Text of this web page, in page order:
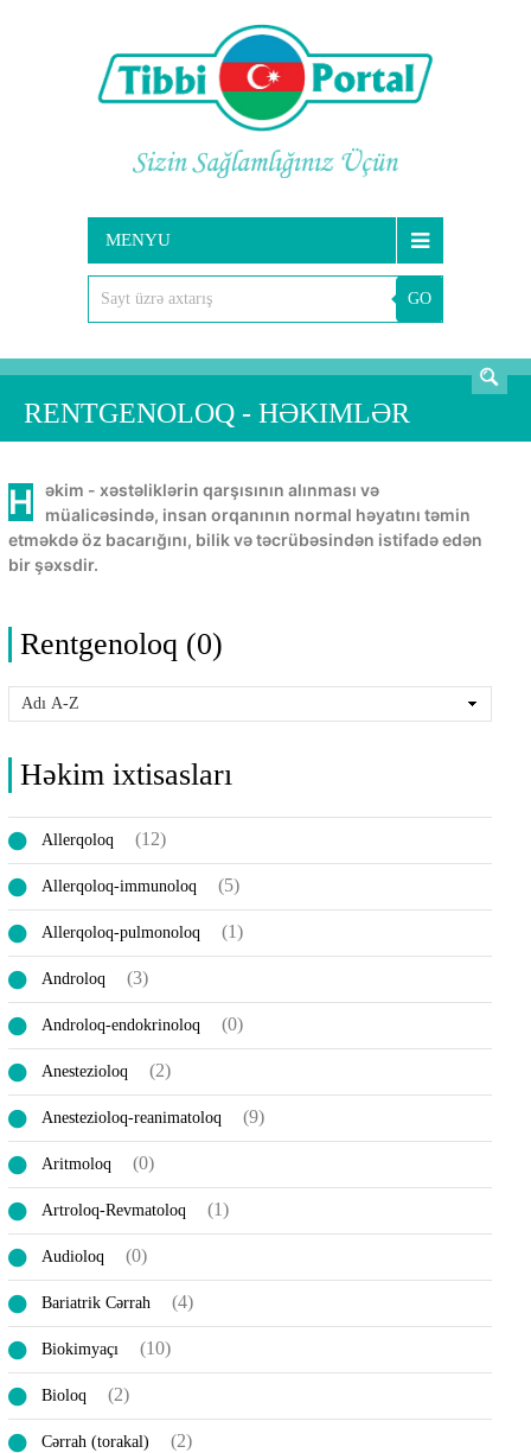
MENYU
GO
AXTARIŞ
RENTGENOLOQ - HƏKIMLƏR
Həkim - xəstəliklərin qarşısının alınması və
müalicəsində, insan orqanının normal həyatını təmin
etməkdə öz bacarığını, bilik və təcrübəsindən istifadə edən
bir şəxsdir.
Rentgenoloq (0)
Həkim ixtisasları
Allerqoloq (12)
Allerqoloq-immunoloq (5)
Allerqoloq-pulmonoloq (1)
Androloq (3)
Androloq-endokrinoloq (0)
Anestezioloq (2)
Anestezioloq-reanimatoloq (9)
Aritmoloq (0)
Artroloq-Revmatoloq (1)
Audioloq (0)
Bariatrik Cərrah (4)
Biokimyaçı (10)
Bioloq (2)
Cərrah (torakal) (2)